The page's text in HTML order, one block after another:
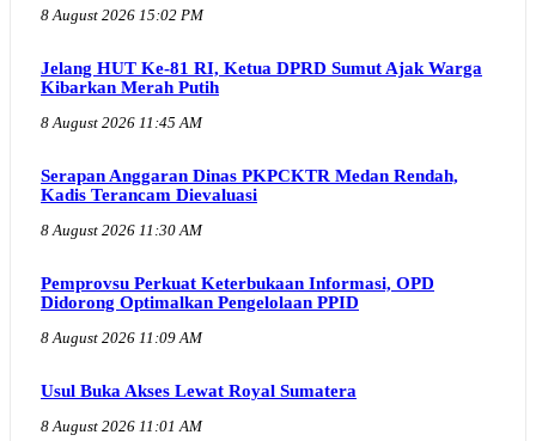
8 August 2026 15:02 PM
Jelang HUT Ke-81 RI, Ketua DPRD Sumut Ajak Warga
Kibarkan Merah Putih
8 August 2026 11:45 AM
Serapan Anggaran Dinas PKPCKTR Medan Rendah,
Kadis Terancam Dievaluasi
8 August 2026 11:30 AM
Pemprovsu Perkuat Keterbukaan Informasi, OPD
Didorong Optimalkan Pengelolaan PPID
8 August 2026 11:09 AM
Usul Buka Akses Lewat Royal Sumatera
8 August 2026 11:01 AM